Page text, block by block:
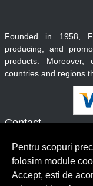
Contact
Servicii clienti
Founded in 1958,
producing, and
products.
countries and regions
Pentru scopuri
folosim module
Accept, esti de